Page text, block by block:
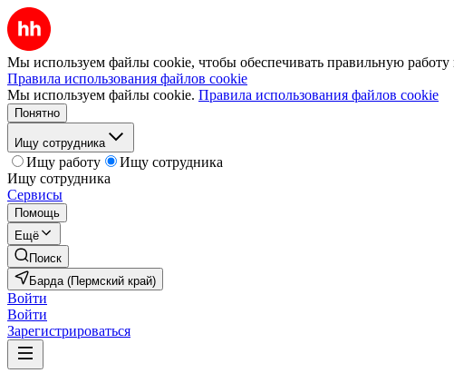
Мы используем файлы cookie, чтобы обеспечивать правильную работу
Правила использования файлов cookie
Мы используем файлы cookie. Правила использования файлов cookie
Понятно
Ищу сотрудника
Ищу работу
Ищу сотрудника
Ищу сотрудника
Сервисы
Помощь
Ещё
Поиск
Барда (Пермский край)
Войти
Войти
Зарегистрироваться